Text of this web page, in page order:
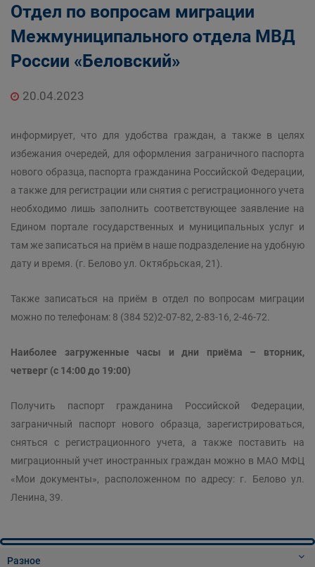
Отдел по вопросам миграции
Межмуниципального отдела МВД
России «Беловский»
20.04.2023
информирует, что для удобства граждан, а также в целях
избежания очередей, для оформления заграничного паспорта
нового образца, паспорта гражданина Российской Федерации,
а также для регистрации или снятия с регистрационного учета
необходимо лишь заполнить соответствующее заявление на
Едином портале государственных и муниципальных услуг и
там же записаться на приём в наше подразделение на удобную
дату и время. (г. Белово ул. Октябрьская, 21).
Также записаться на приём в отдел по вопросам миграции
можно по телефонам: 8 (384 52)2-07-82, 2-83-16, 2-46-72.
Наиболее загруженные часы и дни приёма – вторник,
четверг (с 14:00 до 19:00)
Получить паспорт гражданина Российской Федерации,
заграничный паспорт нового образца, зарегистрироваться,
сняться с регистрационного учета, а также поставить на
миграционный учет иностранных граждан можно в МАО МФЦ
«Мои документы», расположенном по адресу: г. Белово ул.
Ленина, 39.
Разное